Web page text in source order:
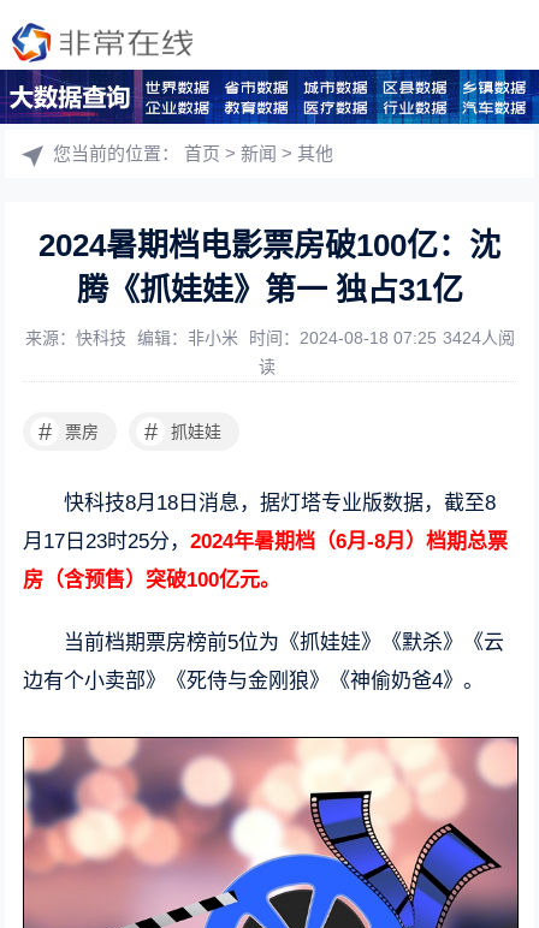
您当前的位置：首页 >新闻 >其他
2024暑期档电影票房破100亿：沈
腾《抓娃娃》第一 独占31亿
来源：快科技 编辑：非小米 时间：2024-08-18 07:25 3424人阅
读
# 票房 # 抓娃娃
快科技8月18日消息，据灯塔专业版数据，截至8
月17日23时25分，2024年暑期档（6月-8月）档期总票
房（含预售）突破100亿元。
当前档期票房榜前5位为《抓娃娃》《默杀》《云
边有个小卖部》《死侍与金刚狼》《神偷奶爸4》。